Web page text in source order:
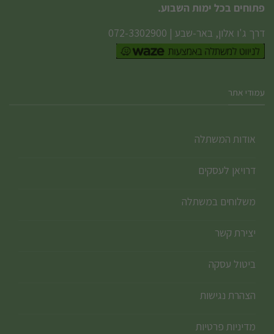
פתוחים בכל ימות השבוע.
דרך ג'ו אלון, באר-שבע |
072-3302900
עמודי אתר
אודות המשתלה
דרויאן לעסקים
משלוחים במשתלה
יצירת קשר
ביטול עסקה
הצהרת נגישות
מדיניות פרטיות